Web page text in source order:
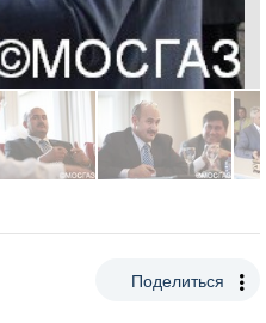
Поделиться